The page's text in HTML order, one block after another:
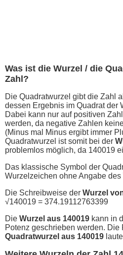
Was ist die Wurzel / die
Zahl?
Die Quadratwurzel gibt die Zahl
dessen Ergebnis im Quadrat der
Dabei kann nur auf positiven
werden, da negative Zahlen
(Minus mal Minus ergibt immer
Quadratwurzel ist somit bei der
problemlos möglich, da 140019
Das klassische Symbol der
Wurzelzeichen ohne Angabe
Die Schreibweise der Wurzel
√140019 = 374.19112763399
Die Wurzel aus 140019 kann in
Potenz geschrieben werden.
Quadratwurzel aus 140019